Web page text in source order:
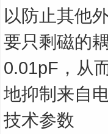
以防止其他
要只剩磁的
0.01pF，从
地抑制来自
技术参数